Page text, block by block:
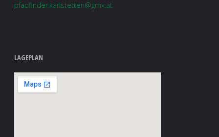
pfadfinder.karlstetten@gmx.at
LAGEPLAN